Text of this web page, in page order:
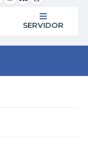
SERVIDOR